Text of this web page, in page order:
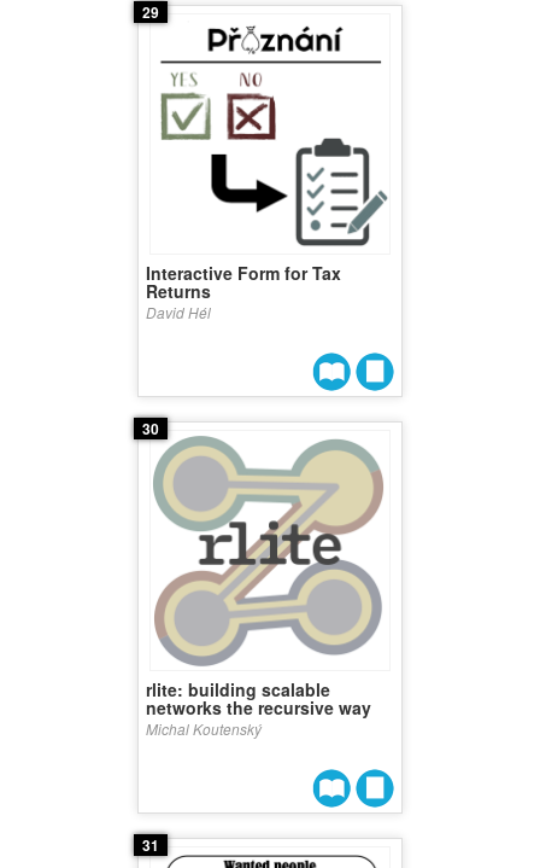
29
Interactive Form for Tax
Returns
David Hél
30
rlite: building scalable
networks the recursive way
Michal Koutenský
31